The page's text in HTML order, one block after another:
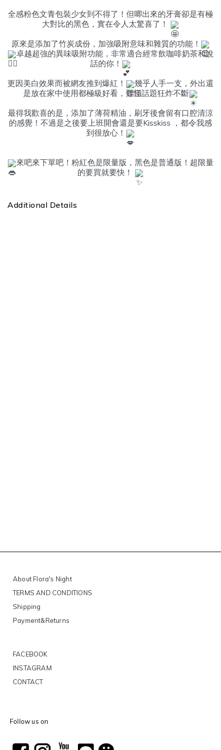
全感粉色文青包裝少女到不得了！但唧出來的牙膏卻是有極
大對比的黑色，實在令人太驚喜了！
原來是添加了竹炭成份，加強吸附意味和雜質的功能！
卓越超強的異味吸附功能，非常適合經常飲咖啡奶茶和說
話的你！
更因美白效果而被網友推到爆紅！
幾乎人手一支，外出還
是放在家中使用都極級好看，難怪話題狂炸不斷
最得我歡喜的是，添加了薄荷精油，刷牙後會留有口腔清涼
的感覺！不過是之後要上班開會還是要Kisskiss ，都令我感
到很放心！
來吧來下單吧！粉紅色是限量版，黑色是普通版！超限量
的要買就要快！
Additional Details
About Flora's Night
TERMS AND CONDITIONS
Shipping
Payment&Returns
FACEBOOK
INSTAGRAM
CONTACT
Follow us on